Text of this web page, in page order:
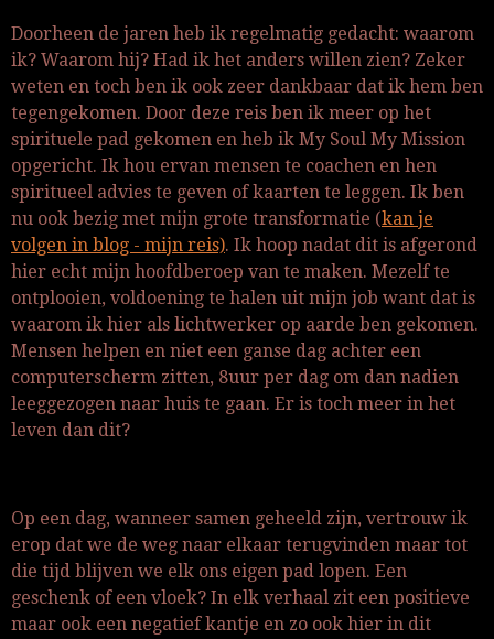
Doorheen de jaren heb ik regelmatig gedacht: waarom
ik? Waarom hij? Had ik het anders willen zien? Zeker
weten en toch ben ik ook zeer dankbaar dat ik hem ben
tegengekomen. Door deze reis ben ik meer op het
spirituele pad gekomen en heb ik My Soul My Mission
opgericht. Ik hou ervan mensen te coachen en hen
spiritueel advies te geven of kaarten te leggen. Ik ben
nu ook bezig met mijn grote transformatie (kan je
volgen in blog - mijn reis). Ik hoop nadat dit is afgerond
hier echt mijn hoofdberoep van te maken. Mezelf te
ontplooien, voldoening te halen uit mijn job want dat is
waarom ik hier als lichtwerker op aarde ben gekomen.
Mensen helpen en niet een ganse dag achter een
computerscherm zitten, 8uur per dag om dan nadien
leeggezogen naar huis te gaan. Er is toch meer in het
leven dan dit?
Op een dag, wanneer samen geheeld zijn, vertrouw ik
erop dat we de weg naar elkaar terugvinden maar tot
die tijd blijven we elk ons eigen pad lopen. Een
geschenk of een vloek? In elk verhaal zit een positieve
maar ook een negatief kantje en zo ook hier in dit